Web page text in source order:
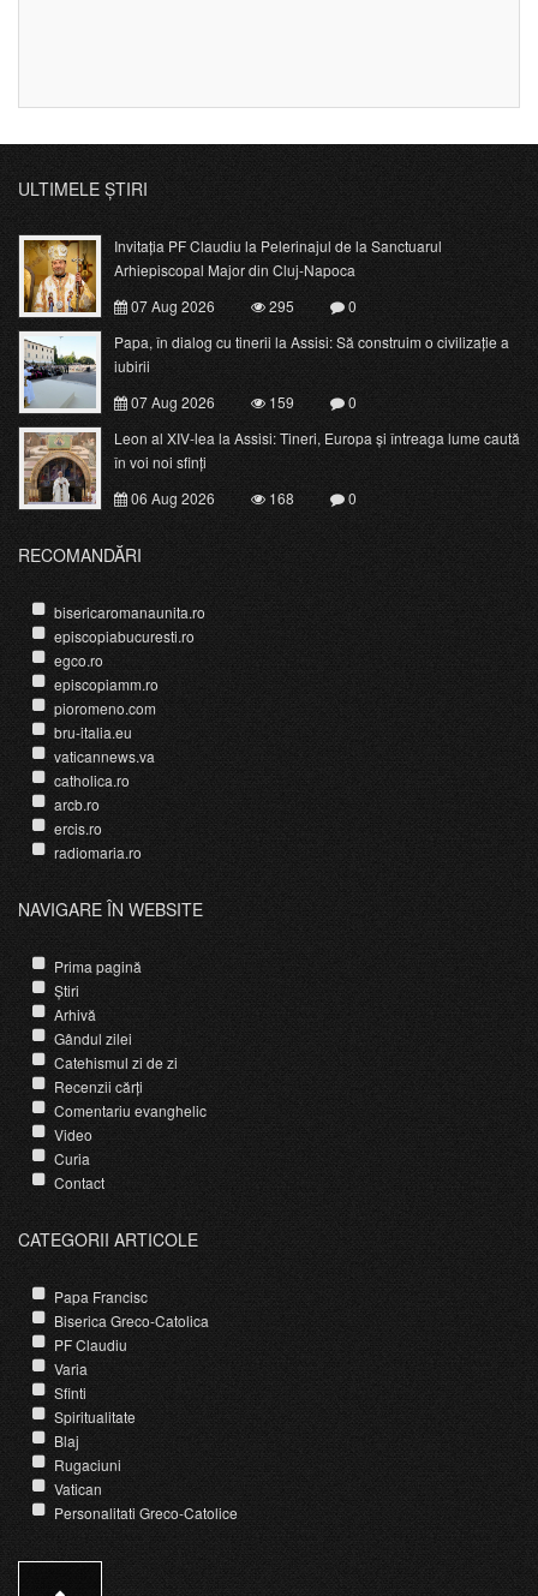
ULTIMELE ȘTIRI
Invitația PF Claudiu la Pelerinajul de la Sanctuarul
Arhiepiscopal Major din Cluj-Napoca
07 Aug 2026
295
0
Papa, în dialog cu tinerii la Assisi: Să construim o civilizație a
iubirii
07 Aug 2026
159
0
Leon al XIV-lea la Assisi: Tineri, Europa și întreaga lume caută
în voi noi sfinți
06 Aug 2026
168 0
RECOMANDĂRI
bisericaromanaunita.ro
episcopiabucuresti.ro
egco.ro
episcopiamm.ro
pioromeno.com
bru-italia.eu
vaticannews.va
catholica.ro
arcb.ro
ercis.ro
radiomaria.ro
NAVIGARE ÎN WEBSITE
Prima pagină
Știri
Arhivă
Gândul zilei
Catehismul zi de zi
Recenzii cărți
Comentariu evanghelic
Video
Curia
Contact
CATEGORII ARTICOLE
Papa Francisc
Biserica Greco-Catolica
PF Claudiu
Varia
Sfinti
Spiritualitate
Blaj
Rugaciuni
Vatican
Personalitati Greco-Catolice